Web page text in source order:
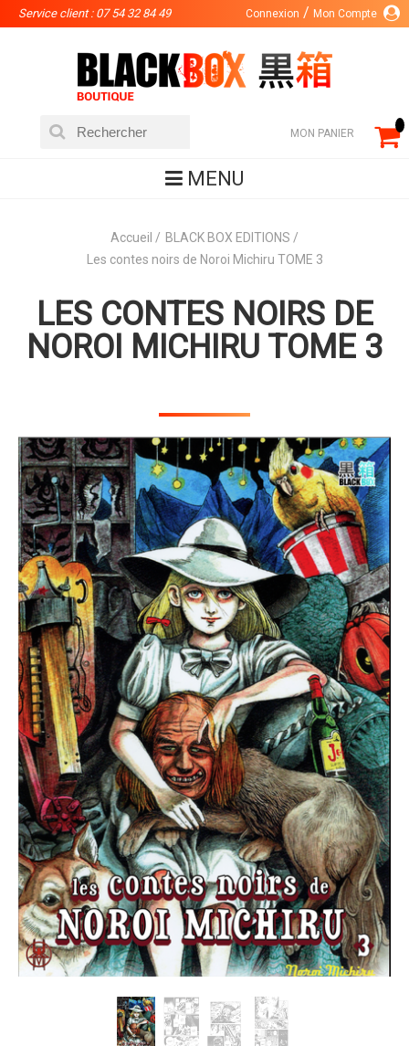
Service client : 07 54 32 84 49 Connexion Mon Compte
MON PANIER
MENU
Accueil
BLACK BOX EDITIONS
Les contes noirs de Noroi Michiru TOME 3
LES CONTES NOIRS DE
NOROI MICHIRU TOME 3